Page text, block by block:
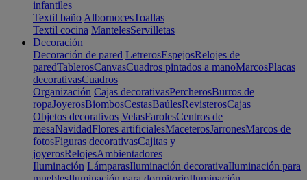
infantiles
Textil baño AlbornocesToallas
Textil cocina MantelesServilletas
Decoración
Decoración de pared LetrerosEspejosRelojes de
paredTablerosCanvasCuadros pintados a manoMarcosPlacas
decorativasCuadros
Organización Cajas decorativasPercherosBurros de
ropaJoyerosBiombosCestasBaúlesRevisterosCajas
Objetos decorativos VelasFarolesCentros de
mesaNavidadFlores artificialesMaceterosJarronesMarcos de
fotosFiguras decorativasCajitas y
joyerosRelojesAmbientadores
Iluminación LámparasIluminación decorativaIluminación para